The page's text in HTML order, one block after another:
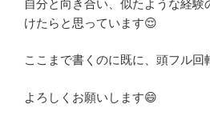
自分と向き合い、似たような経験
けたらと思っています😌
ここまで書くのに既に、頭フル回
よろしくお願いします😄